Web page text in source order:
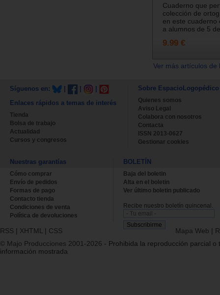
Cuaderno que
colección de
en este cuaderno
a alumnos de 5
9.99 €
Ver más artículos
Síguenos en:
Enlaces rápidos a temas de interés
Tienda
Bolsa de trabajo
Actualidad
Cursos y congresos
Sobre EspacioLogopédico
Quienes somos
Aviso Legal
Colabora con nosotros
Contacta
ISSN 2013-0627
Gestionar cookies
Nuestras garantías
Cómo comprar
Envío de pedidos
Formas de pago
Contacto tienda
Condiciones de venta
Política de devoluciones
BOLETÍN
Baja del boletin
Alta en el boletin
Ver último boletin publicado
Recibe nuestro boletín quincenal.
RSS | XHTML | CSS Mapa Web |
© Majo Producciones 2001-2026 - Prohibida la reproducción parcial o
información mostrada